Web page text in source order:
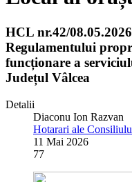
HCL nr.42/
Regulamentului
funcționare a
Județul Vâlcea
Detalii
Diaconu Ion Razvan
Hotarari ale
11 Mai 2026
77